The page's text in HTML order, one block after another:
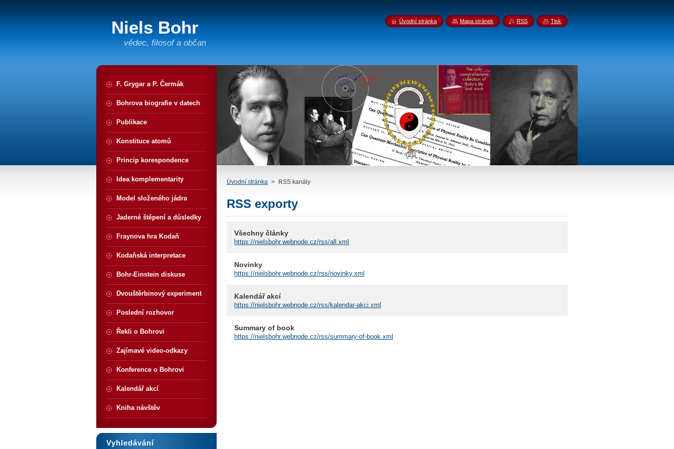
Niels Bohr
vědec, filosof a občan
Úvodní stránka > RSS kanály
RSS exporty
Všechny články
https://nielsbohr.webnode.cz/rss/all.xml
Novinky
https://nielsbohr.webnode.cz/rss/novinky.xml
Kalendář akcí
https://nielsbohr.webnode.cz/rss/kalendar-akci.xml
Summary of book
https://nielsbohr.webnode.cz/rss/summary-of-book.xml
F. Grygar a P. Čermák
Bohrova biografie v datech
Publikace
Konstituce atomů
Princip korespondence
Idea komplementarity
Model složeného jádra
Jaderné štěpení a důsledky
Fraynova hra Kodaň
Kodaňská interpretace
Bohr-Einstein diskuse
Dvouštěrbinový experiment
Poslední rozhovor
Řekli o Bohrovi
Zajímavé video-odkazy
Konference o Bohrovi
Kalendář akcí
Kniha návštěv
Vyhledávání
Úvodní stránka Mapa stránek RSS Tisk